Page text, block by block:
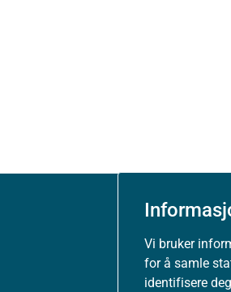
Vi bruker
for å samle
identifisere